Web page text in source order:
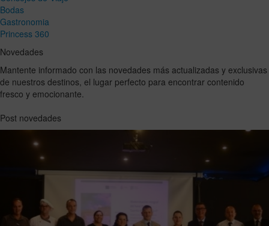
Bodas
Gastronomia
Princess 360
Novedades
Mantente informado con las novedades más actualizadas y exclusivas
de nuestros destinos, el lugar perfecto para encontrar contenido
fresco y emocionante.
Post novedades